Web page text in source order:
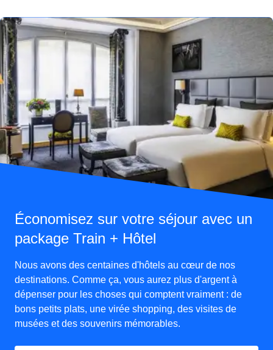
Économisez sur votre séjour avec un
package Train + Hôtel
Nous avons des centaines d'hôtels au cœur de nos
destinations. Comme ça, vous aurez plus d'argent à
dépenser pour les choses qui comptent vraiment : de
bons petits plats, une virée shopping, des visites de
musées et des souvenirs mémorables.